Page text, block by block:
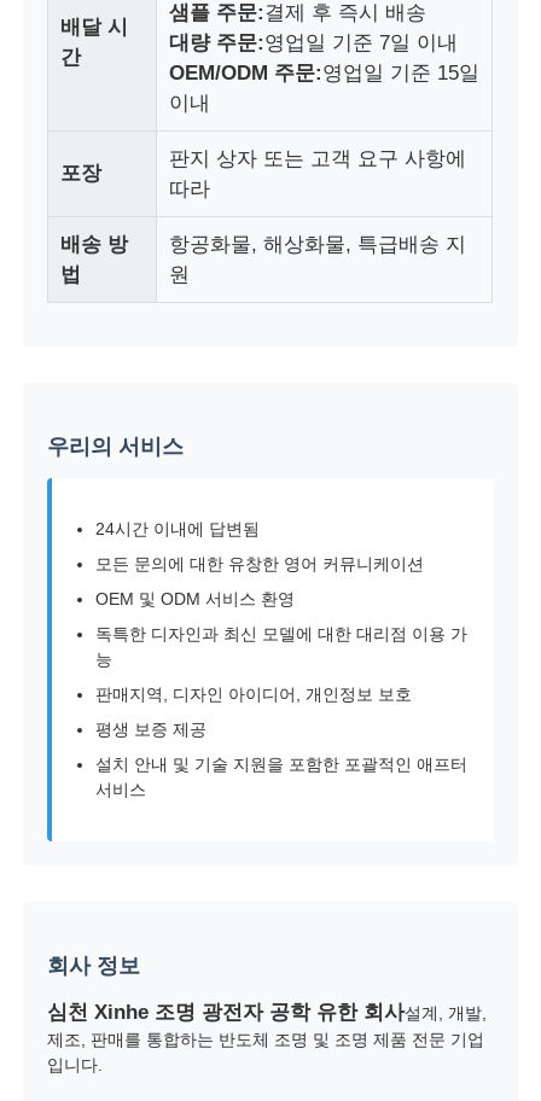
배달 시
간
샘플 주문: 결제 후 즉시 배송
대량 주문:영업일 기준 7일 이내
OEM/ODM 주문:영업일 기준 15일
이내
포장
판지 상자 또는 고객 요구 사항에
따라
배송 방
법
항공화물, 해상화물, 특급배송 지
원
우리의 서비스
24시간 이내에 답변됨
모든 문의에 대한 유창한 영어 커뮤니케이션
OEM 및 ODM 서비스 환영
독특한 디자인과 최신 모델에 대한 대리점 이용 가
능
판매지역, 디자인 아이디어, 개인정보 보호
평생 보증 제공
설치 안내 및 기술 지원을 포함한 포괄적인 애프터
서비스
회사 정보
심천 Xinhe 조명 광전자 공학 유한 회사설계, 개발,
제조, 판매를 통합하는 반도체 조명 및 조명 제품 전문 기업
입니다.